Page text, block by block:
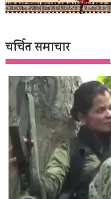
चर्चित समाचार